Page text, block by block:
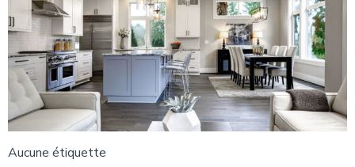
Aucune étiquette